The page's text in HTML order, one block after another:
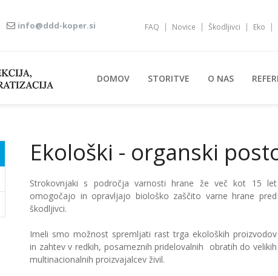
info@ddd-koper.si FAQ Novice Škodljivci Eko
DOMOV STORITVE O NAS
Ekološki - organski
Strokovnjaki s področja varnosti hrane že več kot 15 let
omogočajo in opravljajo biološko zaščito varne hrane pred
škodljivci.
Imeli smo možnost spremljati rast trga ekoloških proizvodov
in zahtev v redkih, posameznih pridelovalnih obratih do velikih
multinacionalnih proizvajalcev živil.